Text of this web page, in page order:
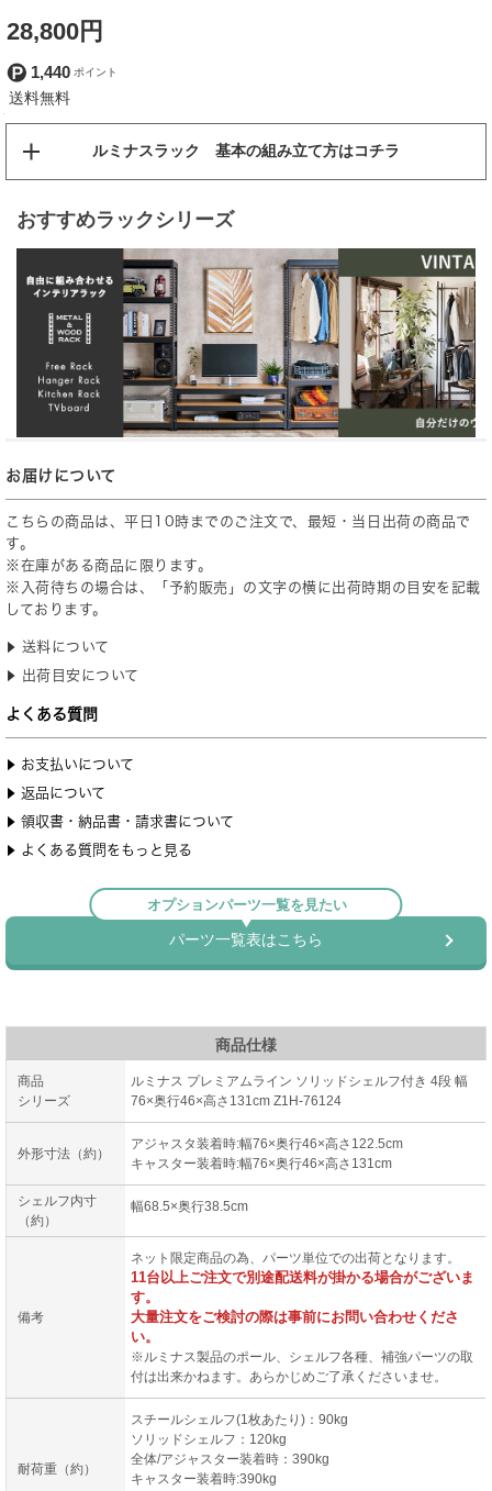
28,800円
1,440
ルミナスラック 基本の組み立て方はコチラ
おすすめラックシリーズ
商品仕様
商品
シリーズ
ルミナス プレミアムライン ソリッドシェルフ付き 4段 幅
76×奥行46×高さ131cm Z1H-76124
外形寸法（約）
アジャスタ装着時:幅76×奥行46×高さ122.5cm
キャスター装着時:幅76×奥行46×高さ131cm
シェルフ内寸
（約）
幅68.5×奥行38.5cm
備考
ネット限定商品の為、パーツ単位での出荷となります。
11台以上ご注文で別途配送料が掛かる場合がございま
す。
大量注文をご検討の際は事前にお問い合わせくださ
い。
※ルミナス製品のポール、シェルフ各種、補強パーツの取
付は出来かねます。あらかじめご了承くださいませ。
耐荷重（約）
スチールシェルフ(1枚あたり)：90kg
ソリッドシェルフ：120kg
全体/アジャスター装着時：390kg
キャスター装着時:390kg